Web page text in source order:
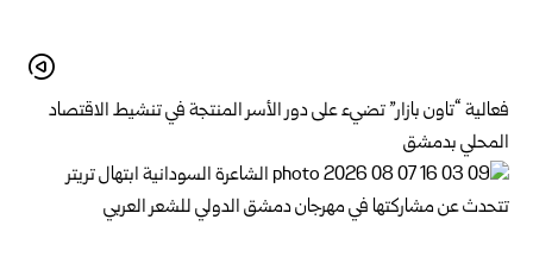
فعالية “تاون بازار” تضيء على دور الأسر المنتجة في تنشيط الاقتصاد
المحلي بدمشق